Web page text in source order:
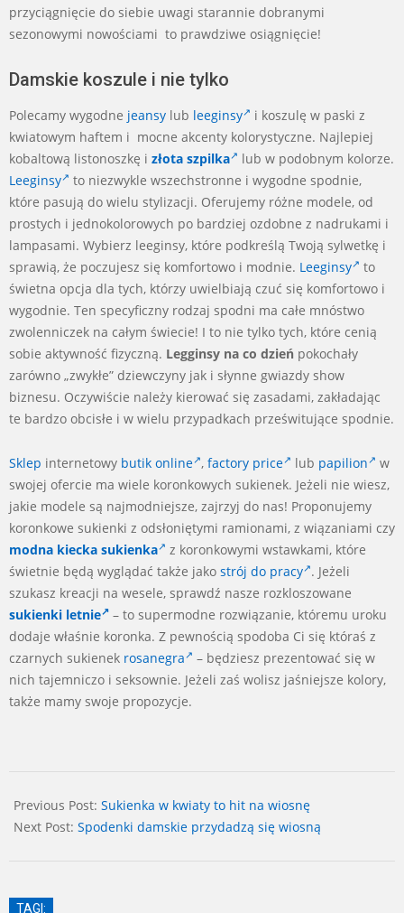
przyciągnięcie do siebie uwagi starannie dobranymi
sezonowymi nowościami to prawdziwe osiągnięcie!
Damskie koszule i nie tylko
Polecamy wygodne jeansy lub leeginsy
i koszulę w paski z
kwiatowym haftem i mocne akcenty kolorystyczne. Najlepiej
kobaltową listonoszkę i złota szpilka
lub w podobnym kolorze.
Leeginsy
to niezwykle wszechstronne i wygodne spodnie,
które pasują do wielu stylizacji. Oferujemy różne modele, od
prostych i jednokolorowych po bardziej ozdobne z nadrukami i
lampasami. Wybierz leeginsy, które podkreślą Twoją sylwetkę i
sprawią, że poczujesz się komfortowo i modnie. Leeginsy
to
świetna opcja dla tych, którzy uwielbiają czuć się komfortowo i
wygodnie. Ten specyficzny rodzaj spodni ma całe mnóstwo
zwolenniczek na całym świecie! I to nie tylko tych, które cenią
sobie aktywność fizyczną. Legginsy na co dzień pokochały
zarówno „zwykłe” dziewczyny jak i słynne gwiazdy show
biznesu. Oczywiście należy kierować się zasadami, zakładając
te bardzo obcisłe i w wielu przypadkach prześwitujące spodnie.
Sklep internetowy butik online , factory price lub papilion
w
swojej ofercie ma wiele koronkowych sukienek. Jeżeli nie wiesz,
jakie modele są najmodniejsze, zajrzyj do nas! Proponujemy
koronkowe sukienki z odsłoniętymi ramionami, z wiązaniami czy
modna kiecka sukienka
z koronkowymi wstawkami, które
świetnie będą wyglądać także jako strój do pracy . Jeżeli
szukasz kreacji na wesele, sprawdź nasze rozkloszowane
sukienki letnie
– to supermodne rozwiązanie, któremu uroku
dodaje właśnie koronka. Z pewnością spodoba Ci się któraś z
czarnych sukienek rosanegra
– będziesz prezentować się w
nich tajemniczo i seksownie. Jeżeli zaś wolisz jaśniejsze kolory,
także mamy swoje propozycje.
04-
11
Previous Post: Sukienka w kwiaty to hit na wiosnę
Next Post: Spodenki damskie przydadzą się wiosną
TAGI: